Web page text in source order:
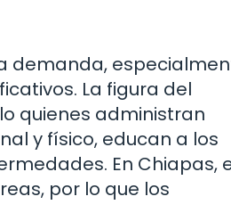
demanda,
La figura del
quienes administran
y físico, educan a los
En Chiapas,
por lo que los